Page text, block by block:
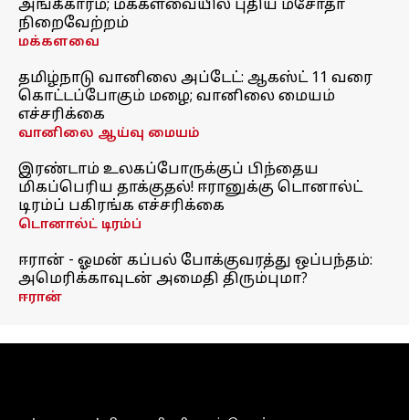
அங்கீகாரம்; மக்களவையில் புதிய மசோதா
நிறைவேற்றம்
மக்களவை
தமிழ்நாடு வானிலை அப்டேட்: ஆகஸ்ட் 11 வரை
கொட்டப்போகும் மழை; வானிலை மையம்
எச்சரிக்கை
வானிலை ஆய்வு மையம்
இரண்டாம் உலகப்போருக்குப் பிந்தைய
மிகப்பெரிய தாக்குதல்! ஈரானுக்கு டொனால்ட்
டிரம்ப் பகிரங்க எச்சரிக்கை
டொனால்ட் டிரம்ப்
ஈரான் - ஓமன் கப்பல் போக்குவரத்து ஒப்பந்தம்:
அமெரிக்காவுடன் அமைதி திரும்புமா?
ஈரான்